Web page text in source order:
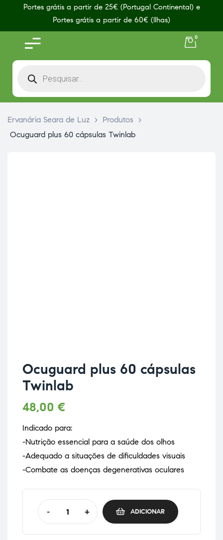
Portes grátis a partir de 25€ (Portugal Continental) e
Portes grátis a partir de 60€ (Ilhas)
0
Ervanária Seara de Luz > Produtos
>
Ocuguard plus 60 cápsulas Twinlab
Ocuguard plus 60 cápsulas
Twinlab
48,00 €
Indicado para:
-Nutrição essencial para a saúde dos olhos
-Adequado a situações de dificuldades visuais
-Combate as doenças degenerativas oculares
- + ADICIONAR